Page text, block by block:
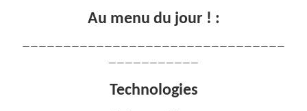
Au menu du jour ! :
————————————————————————————————
———————————
Technologies